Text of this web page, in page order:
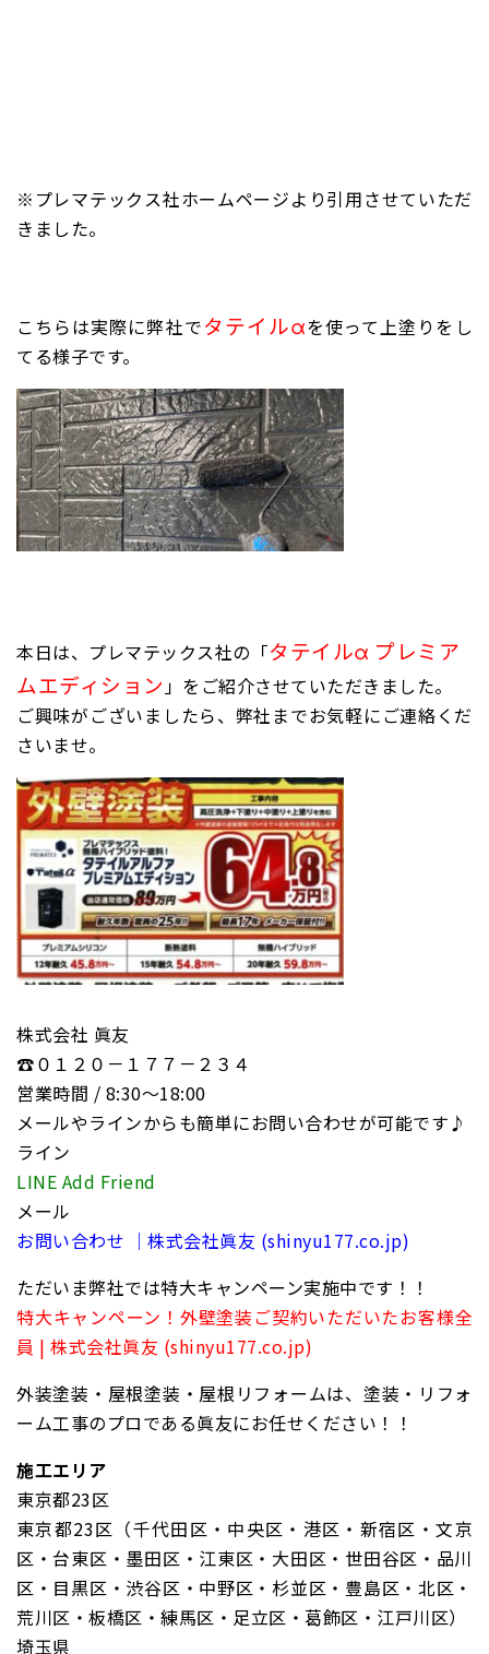
※プレマテックス社ホームページより引用させていただ
きました。
こちらは実際に弊社でタテイルαを使って上塗りをし
てる様子です。
本日は、プレマテックス社の「タテイルα プレミア
ムエディション」をご紹介させていただきました。
ご興味がございましたら、弊社までお気軽にご連絡くだ
さいませ。
株式会社 眞友
☎０１２０－１７７－２３４
営業時間 / 8:30〜18:00
メールやラインからも簡単にお問い合わせが可能です♪
ライン
LINE Add Friend
メール
お問い合わせ ｜株式会社眞友 (shinyu177.co.jp)
ただいま弊社では特大キャンペーン実施中です！！
特大キャンペーン！外壁塗装ご契約いただいたお客様全
員 | 株式会社眞友 (shinyu177.co.jp)
外装塗装・屋根塗装・屋根リフォームは、塗装・リフォ
ーム工事のプロである眞友にお任せください！！
施工エリア
東京都23区
東京都23区（千代田区・中央区・港区・新宿区・文京
区・台東区・墨田区・江東区・大田区・世田谷区・品川
区・目黒区・渋谷区・中野区・杉並区・豊島区・北区・
荒川区・板橋区・練馬区・足立区・葛飾区・江戸川区）
埼玉県